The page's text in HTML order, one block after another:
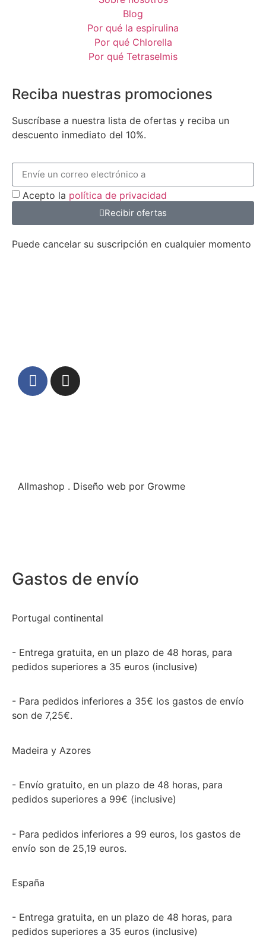
Blog
Por qué la espirulina
Por qué Chlorella
Por qué Tetraselmis
Reciba nuestras promociones
Suscríbase a nuestra lista de ofertas y reciba un
descuento inmediato del 10%.
Acepto la política de privacidad
Recibir ofertas
Puede cancelar su suscripción en cualquier momento
Allmashop . Diseño web por Growme
Gastos de envío
Portugal continental
- Entrega gratuita, en un plazo de 48 horas, para
pedidos superiores a 35 euros (inclusive)
- Para pedidos inferiores a 35€ los gastos de envío
son de 7,25€.
Madeira y Azores
- Envío gratuito, en un plazo de 48 horas, para
pedidos superiores a 99€ (inclusive)
- Para pedidos inferiores a 99 euros, los gastos de
envío son de 25,19 euros.
España
- Entrega gratuita, en un plazo de 48 horas, para
pedidos superiores a 35 euros (inclusive)